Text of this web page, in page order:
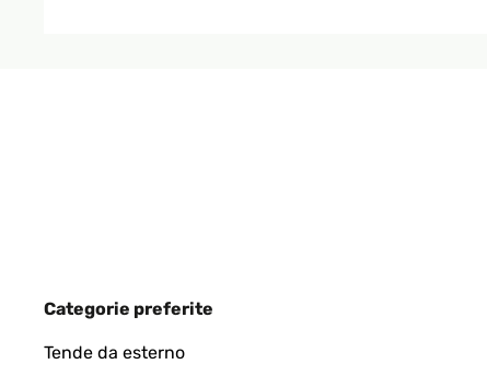
Categorie preferite
Tende da esterno